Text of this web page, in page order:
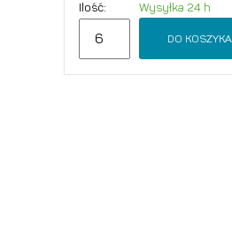
Ilość: Wysyłka 24 h
DO KOSZYKA